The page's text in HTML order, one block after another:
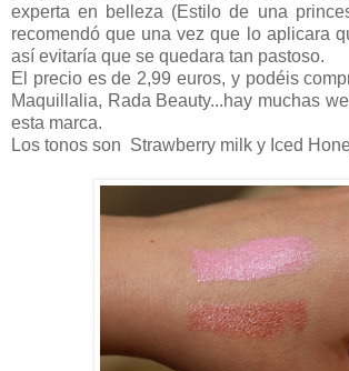
experta en belleza (Estilo de una
recomendó que una vez que lo aplicara
así evitaría que se quedara tan pastoso.
El precio es de 2,99 euros, y podéis
Maquillalia, Rada Beauty...hay muchas
esta marca.
Los tonos son Strawberry milk y Iced